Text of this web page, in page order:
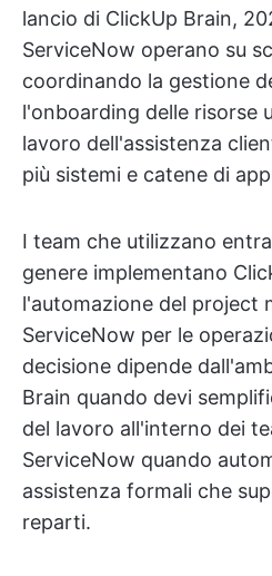
lancio di ClickUp Brain,
ServiceNow operano su
coordinando la gestione
l'onboarding delle risorse
lavoro dell'assistenza
più sistemi e catene di
I team che utilizzano
genere implementano
l'automazione del project
ServiceNow per le
decisione dipende
Brain quando devi
del lavoro all'interno dei
ServiceNow quando
assistenza formali che
reparti.